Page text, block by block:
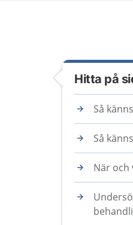
Hitta på
Så
Så
När och